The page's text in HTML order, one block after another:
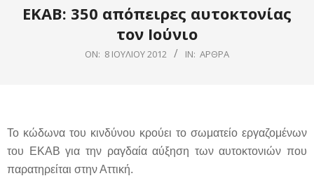
ΕΚΑΒ: 350 απόπειρες αυτοκτονίας
τον Ιούνιο
ON: 8 ΙΟΥΛΊΟΥ 2012 IN: ΆΡΘΡΑ
Το κώδωνα του κινδύνου κρούει το σωματείο εργαζομένων
του ΕΚΑΒ για την ραγδαία αύξηση των αυτοκτονιών που
παρατηρείται στην Αττική.